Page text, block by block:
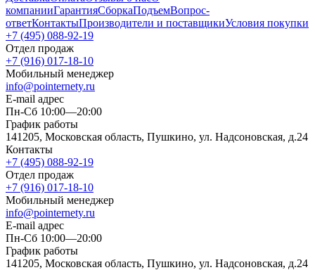
компанииГарантияСборкаПодъемВопрос-
ответКонтактыПроизводители и поставщикиУсловия покупки
+7 (495) 088-92-19
Отдел продаж
+7 (916) 017-18-10
Мобильный менеджер
info@pointernety.ru
E-mail адрес
Пн-Сб 10:00—20:00
График работы
141205, Московская область, Пушкино, ул. Надсоновская, д.24
Контакты
+7 (495) 088-92-19
Отдел продаж
+7 (916) 017-18-10
Мобильный менеджер
info@pointernety.ru
E-mail адрес
Пн-Сб 10:00—20:00
График работы
141205, Московская область, Пушкино, ул. Надсоновская, д.24